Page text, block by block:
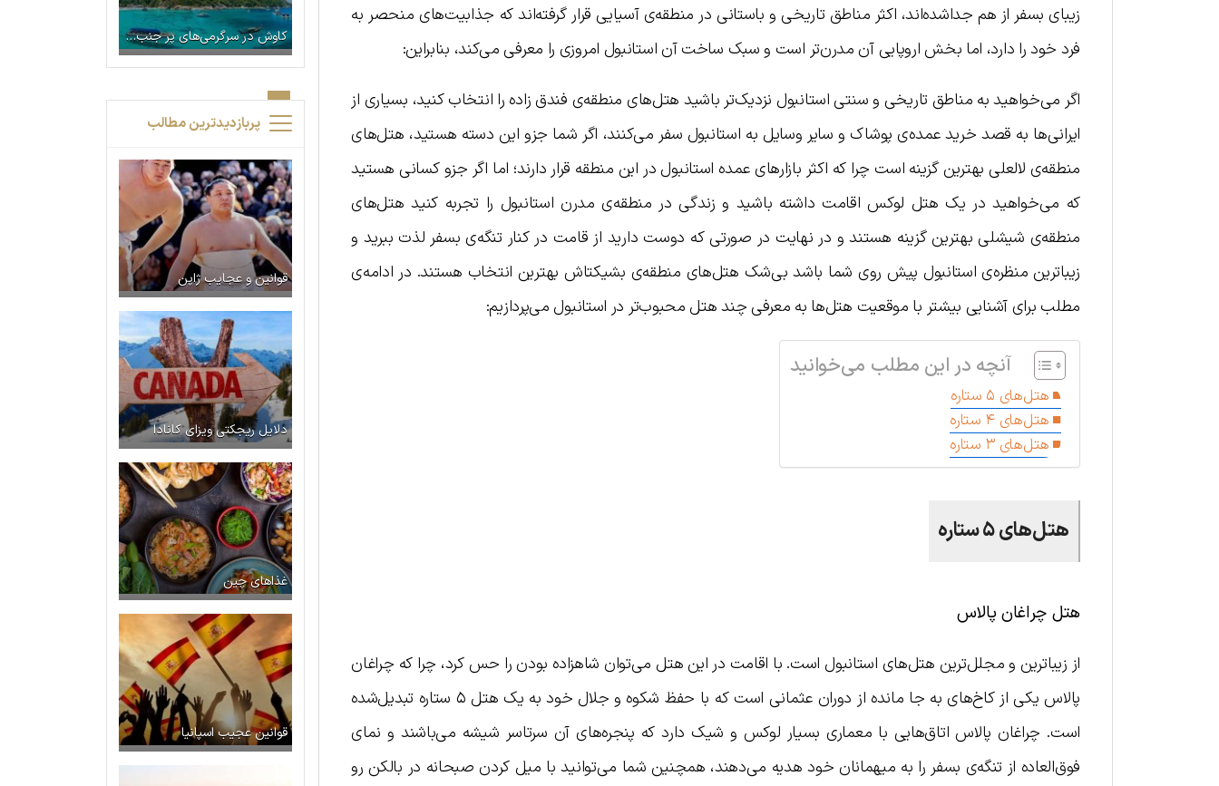
زیبای بسفر از هم جداشده‌اند، اکثر مناطق تاریخی و باستانی در منطقه‌ی آسیایی قرار گرفته‌اند که جذابیت‌های منحصر به
فرد خود را دارد، اما بخش اروپایی آن مدرن‌تر است و سبک ساخت آن استانبول امروزی را معرفی می‌کند، بنابراین:
اگر می‌خواهید به مناطق تاریخی و سنتی استانبول نزدیک‌تر باشید هتل‌های منطقه‌ی فندق زاده را انتخاب کنید، بسیاری از
ایرانی‌ها به قصد خرید عمده‌ی پوشاک و سایر وسایل به استانبول سفر می‌کنند، اگر شما جزو این دسته هستید، هتل‌های
منطقه‌ی لالعلی بهترین گزینه است چرا که اکثر بازارهای عمده استانبول در این منطقه قرار دارند؛ اما اگر جزو کسانی هستید
که می‌خواهید در یک هتل لوکس اقامت داشته باشید و زندگی در منطقه‌ی مدرن استانبول را تجربه کنید هتل‌های
منطقه‌ی شیشلی بهترین گزینه هستند و در نهایت در صورتی که دوست دارید از قامت در کنار تنگه‌ی بسفر لذت ببرید و
زیباترین منظره‌ی استانبول پیش روی شما باشد بی‌شک هتل‌های منطقه‌ی بشیکتاش بهترین انتخاب هستند. در ادامه‌ی
مطلب برای آشنایی بیشتر با موقعیت هتل‌ها به معرفی چند هتل محبوب‌تر در استانبول می‌پردازیم:
آنچه در این مطلب می‌خوانید
هتل‌های ۵ ستاره
هتل‌های ۴ ستاره
هتل‌های ۳ ستاره
هتل‌های ۵ ستاره
هتل چراغان پالاس
از زیباترین و مجلل‌ترین هتل‌های استانبول است. با اقامت در این هتل می‌توان شاهزاده بودن را حس کرد، چرا که چراغان
پالاس یکی از کاخ‌های به جا مانده از دوران عثمانی است که با حفظ شکوه و جلال خود به یک هتل ۵ ستاره تبدیل‌شده
است. چراغان پالاس اتاق‌هایی با معماری بسیار لوکس و شیک دارد که پنجره‌های آن سرتاسر شیشه می‌باشند و نمای
فوق‌العاده از تنگه‌ی بسفر را به میهمانان خود هدیه می‌دهند، همچنین شما می‌توانید با میل کردن صبحانه در بالکن رو
کاوش در سرگرمی‌های پر جنب‌وجوش جزیره پوکت
پربازدیدترین مطالب
قوانین و عجایب ژاپن
دلایل ریجکتی ویزای کانادا
غذاهای چین
قوانین عجیب اسپانیا